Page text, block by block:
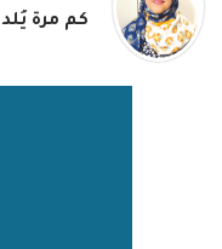
كم مرة يُلدغ الوطن؟